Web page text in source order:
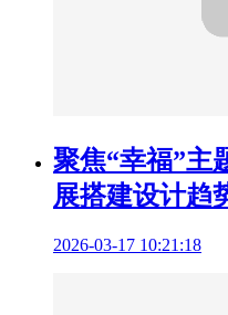
聚焦“幸福”主
展搭建设计趋
2026-03-17 10:21:18